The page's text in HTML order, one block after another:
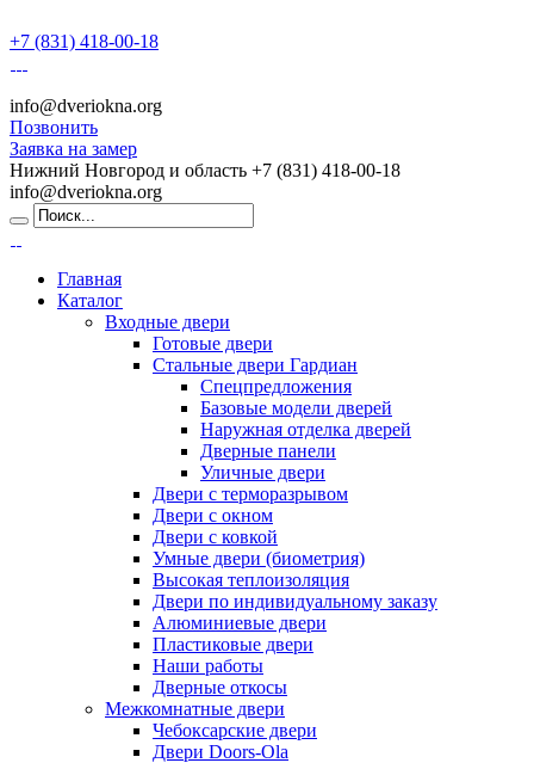
+7 (831) 418-00-18
info@dveriokna.org
Позвонить
Заявка на замер
Нижний Новгород и область +7 (831) 418-00-18
info@dveriokna.org
Главная
Каталог
Входные двери
Готовые двери
Стальные двери Гардиан
Спецпредложения
Базовые модели дверей
Наружная отделка дверей
Дверные панели
Уличные двери
Двери с терморазрывом
Двери с окном
Двери с ковкой
Умные двери (биометрия)
Высокая теплоизоляция
Двери по индивидуальному заказу
Алюминиевые двери
Пластиковые двери
Наши работы
Дверные откосы
Межкомнатные двери
Чебоксарские двери
Двери Doors-Ola